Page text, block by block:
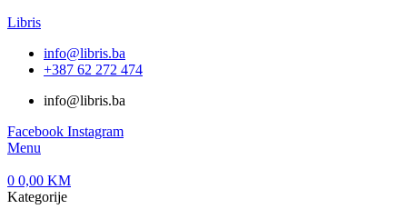
Libris
info@libris.ba
+387 62 272 474​
info@libris.ba
Facebook Instagram
Menu
0 0,00 KM
Kategorije